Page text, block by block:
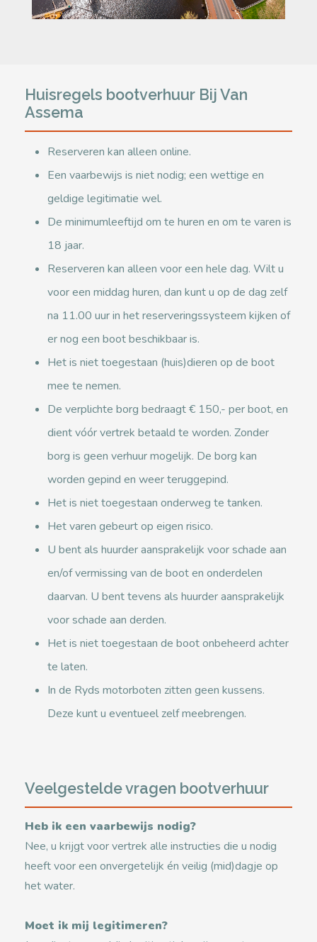
Huisregels bootverhuur Bij Van
Assema
Reserveren kan alleen online.
Een vaarbewijs is niet nodig; een wettige en
geldige legitimatie wel.
De minimumleeftijd om te huren en om te varen is
18 jaar.
Reserveren kan alleen voor een hele dag. Wilt u
voor een middag huren, dan kunt u op de dag zelf
na 11.00 uur in het reserveringssysteem kijken of
er nog een boot beschikbaar is.
Het is niet toegestaan (huis)dieren op de boot
mee te nemen.
De verplichte borg bedraagt € 150,- per boot, en
dient vóór vertrek betaald te worden. Zonder
borg is geen verhuur mogelijk. De borg kan
worden gepind en weer teruggepind.
Het is niet toegestaan onderweg te tanken.
Het varen gebeurt op eigen risico.
U bent als huurder aansprakelijk voor schade aan
en/of vermissing van de boot en onderdelen
daarvan. U bent tevens als huurder aansprakelijk
voor schade aan derden.
Het is niet toegestaan de boot onbeheerd achter
te laten.
In de Ryds motorboten zitten geen kussens.
Deze kunt u eventueel zelf meebrengen.
Veelgestelde vragen bootverhuur
Heb ik een vaarbewijs nodig?
Nee, u krijgt voor vertrek alle instructies die u nodig
heeft voor een onvergetelijk én veilig (mid)dagje op
het water.
Moet ik mij legitimeren?